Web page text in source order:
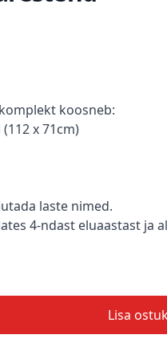
koosneb:
x 71cm)
laste nimed.
4-ndast eluaastast ja
Lisa